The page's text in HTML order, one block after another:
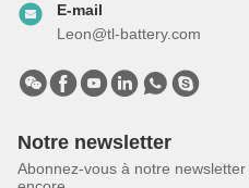
E-mail
Leon@tl-battery.com
Notre newsletter
Abonnez-vous à notre